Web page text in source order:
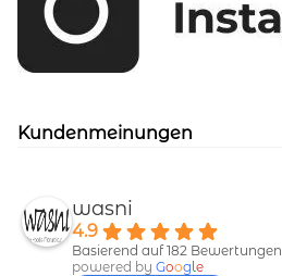
Kundenmeinungen
wasni
4.9
Basierend auf 182 Bewertungen
powered by Goog le